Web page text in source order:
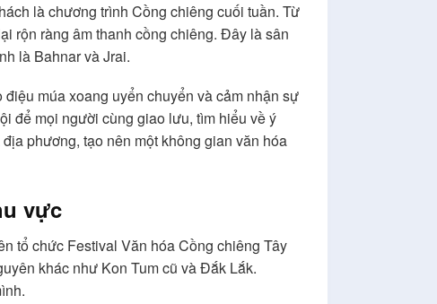
là chương trình Cồng chiêng cuối tuần. Từ
rộn ràng âm thanh cồng chiêng. Đây là sân
là Bahnar và Jrai.
múa xoang uyển chuyển và cảm nhận sự
để mọi người cùng giao lưu, tìm hiểu về ý
phương, tạo nên một không gian văn hóa
vực
tổ chức Festival Văn hóa Cồng chiêng Tây
khác như Kon Tum cũ và Đắk Lắk.